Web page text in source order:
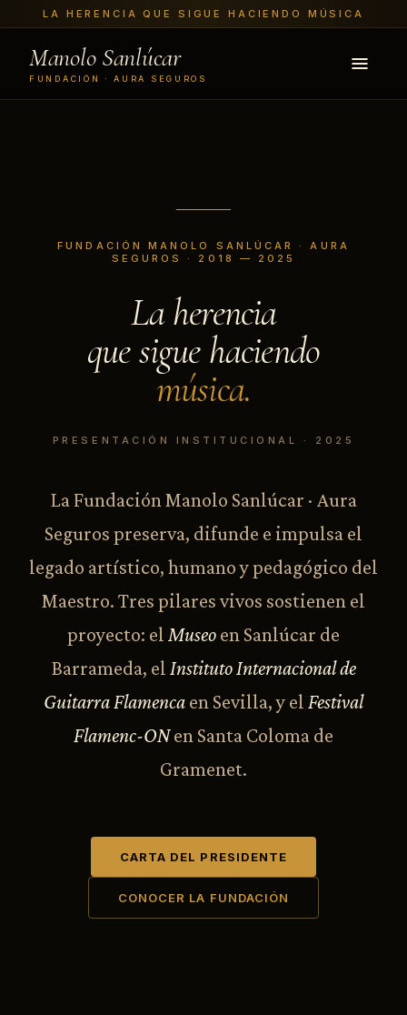
LA HERENCIA QUE SIGUE HACIENDO MÚSICA
Manolo Sanlúcar
FUNDACIÓN · AURA SEGUROS
FUNDACIÓN MANOLO SANLÚCAR · AURA
SEGUROS · 2018 — 2025
La herencia
que sigue haciendo
música.
PRESENTACIÓN INSTITUCIONAL · 2025
La Fundación Manolo Sanlúcar · Aura
Seguros preserva, difunde e impulsa el
legado artístico, humano y pedagógico del
Maestro. Tres pilares vivos sostienen el
proyecto: el Museo en Sanlúcar de
Barrameda, el Instituto Internacional de
Guitarra Flamenca en Sevilla, y el Festival
Flamenc-ONen Santa Coloma de
Gramenet.
CARTA DEL PRESIDENTE
CONOCER LA FUNDACIÓN